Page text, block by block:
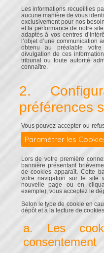
Les informations recueillies
aucune manière de vous
exclusivement pour nos
et la performance de notre
adaptés à vos centres
l’objet d’une communication
obtenu au préalable
divulgation de ces
tribunal ou toute autorité
connaître.
2.
préférences
Vous pouvez accepter ou
Paramétrer les
Lors de votre première
bannière présentant
de cookies apparaît. Cette
votre navigation sur le site
nouvelle page ou en
exemple), vous acceptez le
Selon le type de cookie en
dépôt et à la lecture de
a. Les
consentement